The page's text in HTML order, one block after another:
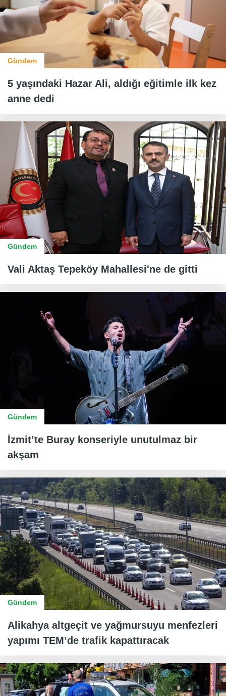
Gündem
5 yaşındaki Hazar Ali, aldığı eğitimle ilk kez
anne dedi
Gündem
Vali Aktaş Tepeköy Mahallesi'ne de gitti
Gündem
İzmit’te Buray konseriyle unutulmaz bir
akşam
Gündem
Alikahya altgeçit ve yağmursuyu menfezleri
yapımı TEM’de trafik kapattıracak